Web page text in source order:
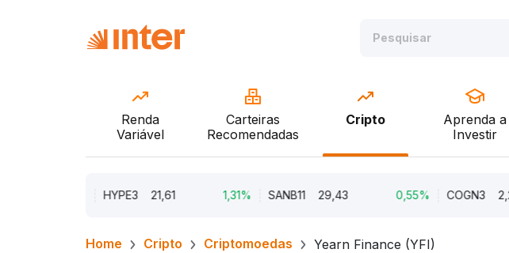
Renda
Variável
Carteiras
Recomendadas
Cripto
Aprenda a
Investir
HYPE3 21,61 1,31% SANB11 29,43 0,55% COGN3 2,21
Home Cripto Criptomoedas Yearn Finance (YFI)